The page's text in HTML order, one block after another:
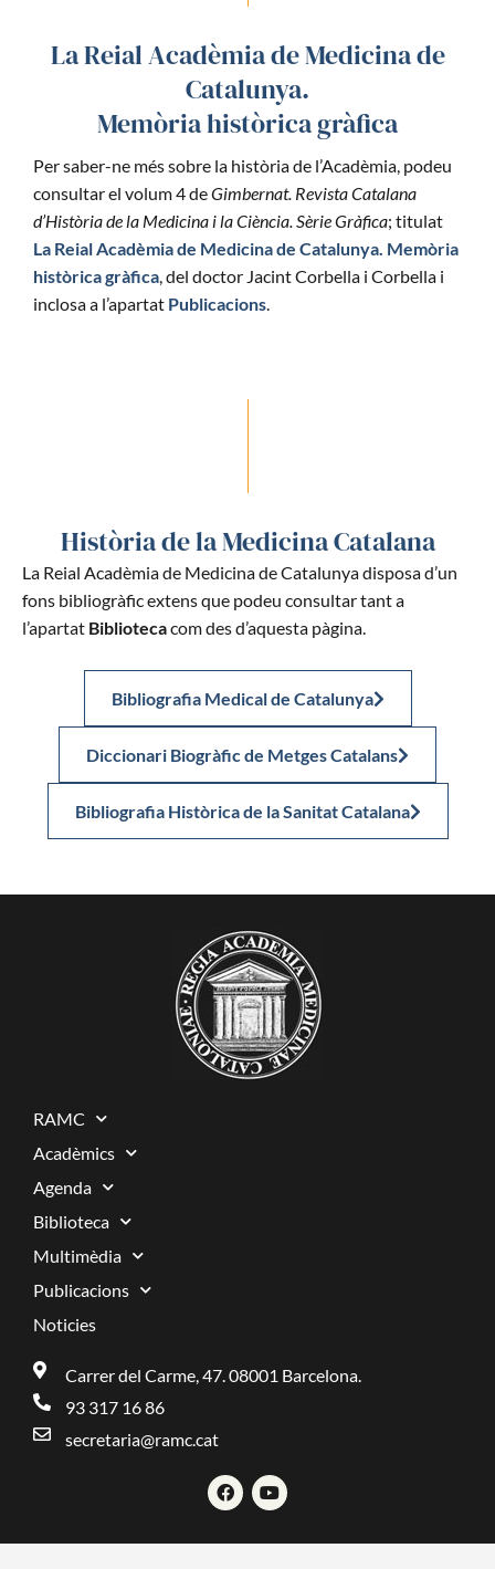
La Reial Acadèmia de Medicina de
Catalunya.
Memòria històrica gràfica
Per saber-ne més sobre la història de l’Acadèmia, podeu
consultar el volum 4 deGimbernat. Revista Catalana
d’Història de la Medicina i la Ciència. Sèrie Gràfica; titulat
La Reial Acadèmia de Medicina de Catalunya. Memòria
històrica gràfica, del doctor Jacint Corbella i Corbella i
inclosa a l’apartat Publicacions.
Història de la Medicina Catalana
La Reial Acadèmia de Medicina de Catalunya disposa d’un
fons bibliogràfic extens que podeu consultar tant a
l’apartat Bibliotecacom des d’aquesta pàgina.
Bibliografia Medical de Catalunya
Diccionari Biogràfic de Metges Catalans
Bibliografia Històrica de la Sanitat Catalana
RAMC
Acadèmics
Agenda
Biblioteca
Multimèdia
Publicacions
Noticies
Carrer del Carme, 47. 08001 Barcelona.
93 317 16 86
secretaria@ramc.cat
F
a
c
Y
o
u